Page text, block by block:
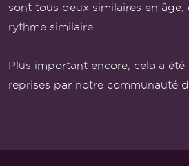
sont tous deux similaires en âge,
rythme similaire.
Plus important encore, cela a
reprises par notre communauté